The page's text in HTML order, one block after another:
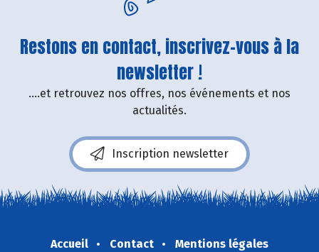
Restons en contact, inscrivez-vous à la
newsletter !
....et retrouvez nos offres, nos événements et nos
actualités.
Inscription newsletter
Accueil Contact
Mentions légales